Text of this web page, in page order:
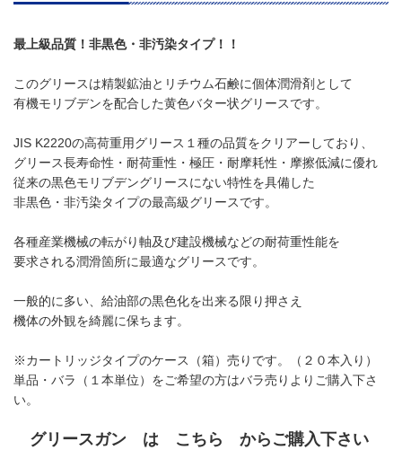
最上級品質！非黒色・非汚染タイプ！！
このグリースは精製鉱油とリチウム石鹸に個体潤滑剤として
有機モリブデンを配合した黄色バター状グリースです。
JIS K2220の高荷重用グリース１種の品質をクリアーしており、
グリース長寿命性・耐荷重性・極圧・耐摩耗性・摩擦低減に優れ
従来の黒色モリブデングリースにない特性を具備した
非黒色・非汚染タイプの最高級グリースです。
各種産業機械の転がり軸及び建設機械などの耐荷重性能を
要求される潤滑箇所に最適なグリースです。
一般的に多い、給油部の黒色化を出来る限り押さえ
機体の外観を綺麗に保ちます。
※カートリッジタイプのケース（箱）売りです。（２０本入り）
単品・バラ（１本単位）をご希望の方はバラ売りよりご購入下さ
い。
グリースガン は こちら からご購入下さい